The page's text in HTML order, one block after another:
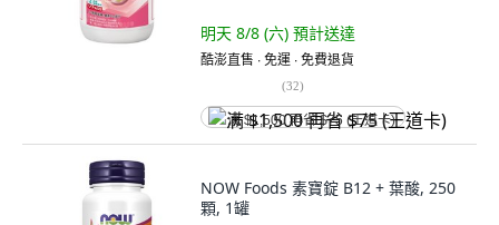
明天 8/8 (六) 預計送達
酷澎直售 ∙ 免運 ∙ 免費退貨
(32)
满 $1,500 再省 $75 (王道卡)
NOW Foods 素寶錠 B12 + 葉酸, 250
顆, 1罐